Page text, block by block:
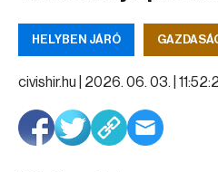
HELYBEN JÁRÓ
civishir.hu | 2026. 06. 03. |